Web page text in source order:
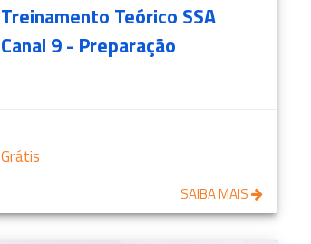
Treinamento Teórico SSA
Canal 9 - Preparação
Grátis
SAIBA MAIS